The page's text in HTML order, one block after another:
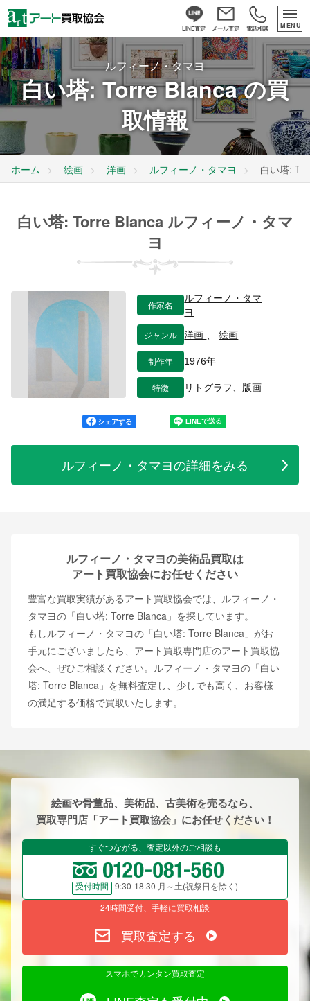
LINE査定 メール査定 電話相談 MENU
ルフィーノ・タマヨ
白い塔: Torre Blanca の買
取情報
ホーム 絵画 洋画 ルフィーノ・タマヨ 白い塔:
白い塔: Torre Blanca ルフィーノ・タマ
ヨ
作家名
ルフィーノ・タマ
ヨ
ジャンル 洋画 、絵画
制作年 1976年
特徴 リトグラフ、版画
シェアする
ルフィーノ・タマヨの詳細をみる
ルフィーノ・タマヨの美術品買取は
アート買取協会にお任せください
豊富な買取実績があるアート買取協会では、ルフィーノ・
タマヨの「白い塔: Torre Blanca」を探しています。
もしルフィーノ・タマヨの「白い塔: Torre Blanca」がお
手元にございましたら、アート買取専門店のアート買取協
会へ、ぜひご相談ください。ルフィーノ・タマヨの「白い
塔: Torre Blanca」を無料査定し、少しでも高く、お客様
の満足する価格で買取いたします。
絵画や骨董品、美術品、古美術を売るなら、
買取専門店「アート買取協会」にお任せください！
すぐつながる、査定以外のご相談も
受付時間
9:30-18:30 月～土(祝祭日を除く)
24時間受付、手軽に買取相談
買取査定する
スマホでカンタン買取査定